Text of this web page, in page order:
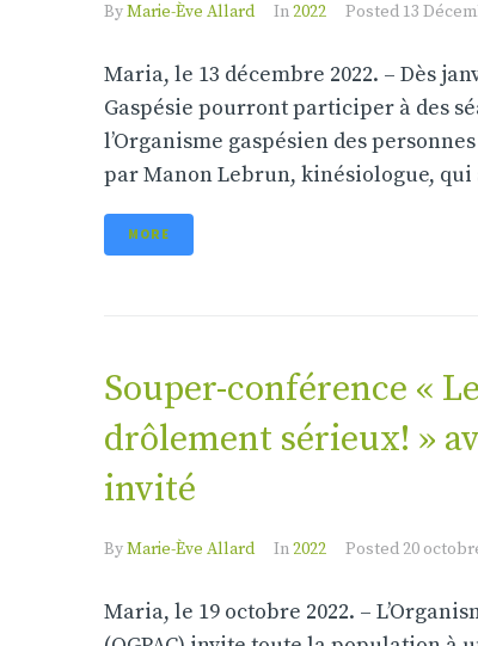
ByMarie-Ève Allard In2022 Posted 13
Maria, le 13 décembre 2022. – Dès
Gaspésie pourront participer à des
l’Organisme gaspésien des
par Manon Lebrun, kinésiologue, qui
MORE
Souper-conférence «
drôlement sérieux! »
invité
ByMarie-Ève Allard In2022 Posted20
Maria, le 19 octobre 2022. –